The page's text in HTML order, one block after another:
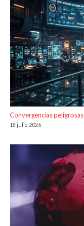
Convergencias peligrosas
18 julio, 2026